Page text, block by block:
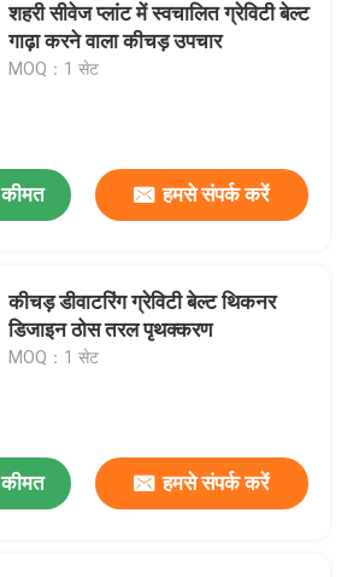
शहरी सीवेज प्लांट में स्वचालित ग्रेविटी बेल्ट
गाढ़ा करने वाला कीचड़ उपचार
MOQ：1 सेट
हमसे संपर्क करें
कीचड़ डीवाटरिंग ग्रेविटी बेल्ट थिकनर
डिजाइन ठोस तरल पृथक्करण
MOQ：1 सेट
हमसे संपर्क करें